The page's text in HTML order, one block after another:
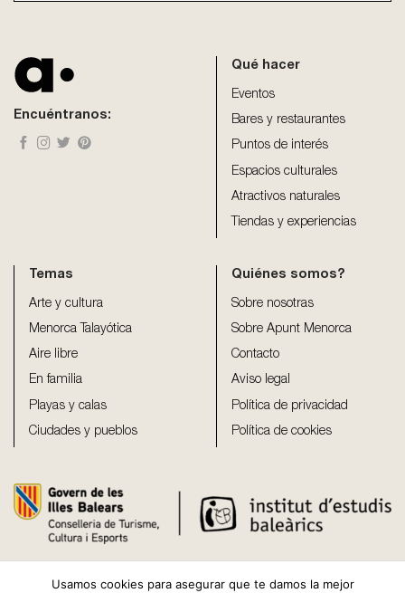
left
Encuéntranos:
Qué hacer
Eventos
Bares y restaurantes
Puntos de interés
Espacios culturales
Atractivos naturales
Tiendas y experiencias
Temas
Arte y cultura
Menorca Talayótica
Aire libre
En familia
Playas y calas
Ciudades y pueblos
Quiénes somos?
Sobre nosotras
Sobre Apunt Menorca
Contacto
Aviso legal
Política de privacidad
Política de cookies
Usamos cookies para asegurar que te damos la mejor